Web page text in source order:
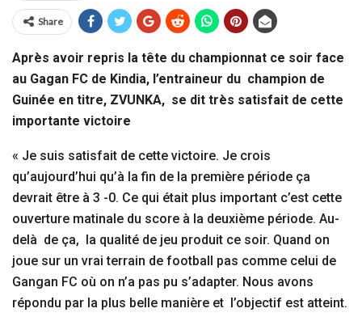
Share
Après avoir repris la tête du championnat ce soir face
au Gagan FC de Kindia, l’entraineur du champion de
Guinée en titre, ZVUNKA, se dit très satisfait de cette
importante victoire
« Je suis satisfait de cette victoire. Je crois
qu’aujourd’hui qu’à la fin de la première période ça
devrait être à 3 -0. Ce qui était plus important c’est cette
ouverture matinale du score à la deuxième période. Au-
delà de ça, la qualité de jeu produit ce soir. Quand on
joue sur un vrai terrain de football pas comme celui de
Gangan FC où on n’a pas pu s’adapter. Nous avons
répondu par la plus belle manière et l’objectif est atteint.